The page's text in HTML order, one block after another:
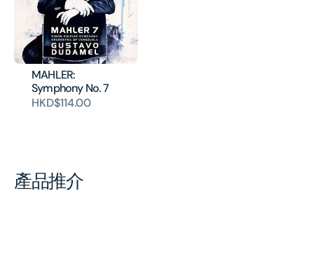
MAHLER:
Symphony No. 7
HKD$114.00
產品推介